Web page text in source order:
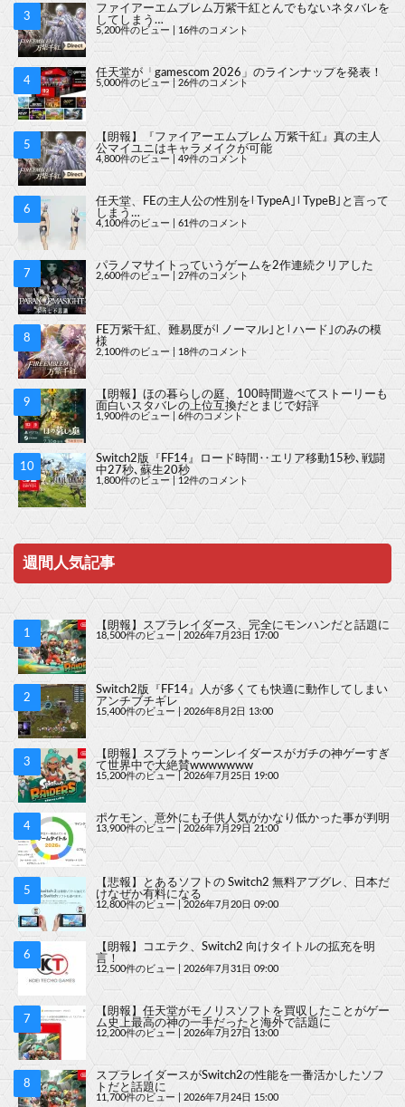
ファイアーエムブレム万紫千紅とんでもないネタバレを
してしまう…
5,200件のビュー |16件のコメント
任天堂が「gamescom 2026」のラインナップを発表！
5,000件のビュー 26件のコメント
【朗報】『ファイアーエムブレム 万紫千紅』真の主人
公マイユニはキャラメイクが可能
4,800件のビュー 49件のコメント
任天堂、FEの主人公の性別を｢TypeA｣｢TypeB｣と言って
しまう…
4,100件のビュー 61件のコメント
パラノマサイトっていうゲームを2作連続クリアした
2,600件のビュー 27件のコメント
FE万紫千紅、難易度が｢ノーマル｣と｢ハード｣のみの模
様
2,100件のビュー 18件のコメント
【朗報】ほの暮らしの庭、100時間遊べてストーリーも
面白いスタバレの上位互換だとまじで好評
1,900件のビュー 6件のコメント
Switch2版『FF14』ロード時間‥エリア移動15秒､戦闘
中27秒､蘇生20秒
1,800件のビュー 12件のコメント
週間人気記事
【朗報】スプラレイダース、完全にモンハンだと話題に
18,500件のビュー 2026年7月23日 17:00
Switch2版『FF14』人が多くても快適に動作してしまい
アンチブチギレ
15,400件のビュー | 2026年8月2日 13:00
【朗報】スプラトゥーンレイダースがガチの神ゲーすぎ
て世界中で大絶賛wwwwwww
15,200件のビュー 2026年7月25日 19:00
ポケモン、意外にも子供人気がかなり低かった事が判明
13,900件のビュー 2026年7月29日 21:00
【悲報】とあるソフトの Switch2 無料アプグレ、日本だ
けなぜか有料になる
12,800件のビュー 2026年7月20日 09:00
【朗報】コエテク、Switch2 向けタイトルの拡充を明
言！
12,500件のビュー 2026年7月31日 09:00
【朗報】任天堂がモノリスソフトを買収したことがゲー
ム史上最高の神の一手だったと海外で話題に
12,200件のビュー 2026年7月27日 13:00
スプラレイダースがSwitch2の性能を一番活かしたソフ
トだと話題に
11,700件のビュー 2026年7月24日 15:00